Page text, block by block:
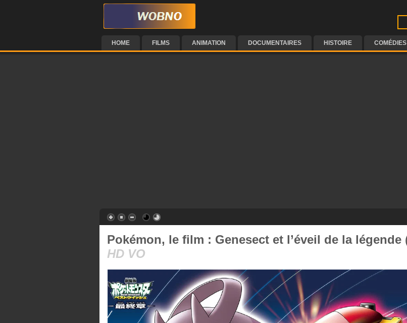
HOME FILMS ANIMATION DOCUMENTAIRES HISTOIRE COMÉDIES
Pokémon, le film : Genesect et l’éveil de la légende
HD VO